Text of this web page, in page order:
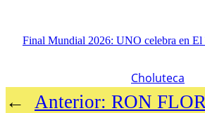
Final Mundial 2026: UNO celebra en El
Choluteca
← Anterior: RON